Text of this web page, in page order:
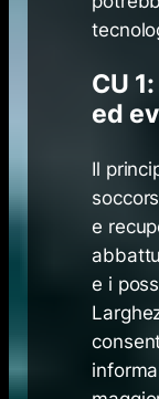
CU
ed
Il
e
e i